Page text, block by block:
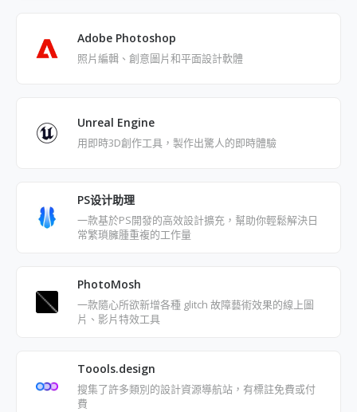
Adobe Photoshop
照片編輯、創意圖片和平面設計軟體
Unreal Engine
用即時3D創作工具，製作出驚人的即時體驗
PS设计助理
一款基於PS開發的高效設計擴充，幫助你輕鬆解決日
常繁瑣臃腫重複的工作量
PhotoMosh
一款隨心所欲新增各種 glitch 故障藝術效果的線上圖
片、影片特效工具
Toools.design
搜集了許多類別的設計資源導航站，有標註免費或付
費